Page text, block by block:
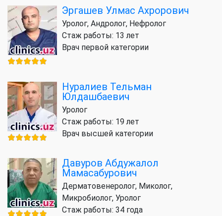
Эргашев Улмас Ахрорович
Уролог, Андролог, Нефролог
Стаж работы: 13 лет
Врач первой категории
Нуралиев Тельман
Юлдашбаевич
Уролог
Стаж работы: 19 лет
Врач высшей категории
Давуров Абдужалол
Мамасабурович
Дерматовенеролог, Миколог,
Микробиолог, Уролог
Стаж работы: 34 года